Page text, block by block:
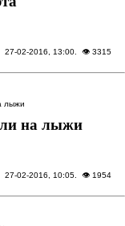
27-02-2016, 13:00. 👁 3315
на лыжи
27-02-2016, 10:05. 👁 1954